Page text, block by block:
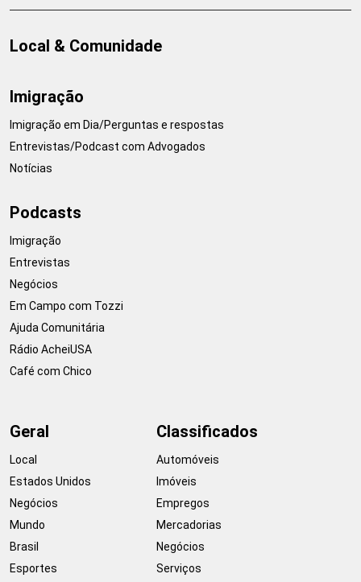
Local & Comunidade
Imigração
Imigração em Dia/Perguntas e respostas
Entrevistas/Podcast com Advogados
Notícias
Podcasts
Imigração
Entrevistas
Negócios
Em Campo com Tozzi
Ajuda Comunitária
Rádio AcheiUSA
Café com Chico
Geral
Local
Estados Unidos
Negócios
Mundo
Brasil
Esportes
Classificados
Automóveis
Imóveis
Empregos
Mercadorias
Negócios
Serviços